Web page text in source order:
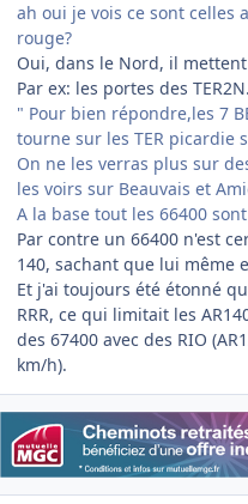
ah oui je vois ce sont celles
rouge?
Oui, dans le Nord, il
Par ex: les portes des TER2N.
" Pour bien répondre,les 7
tourne sur les TER picardie
On ne les verras plus sur
les voirs sur Beauvais et
A la base tout les 66400
Par contre un 66400 n'est
140, sachant que lui même
Et j'ai toujours été étonné
RRR, ce qui limitait les
des 67400 avec des RIO
km/h).